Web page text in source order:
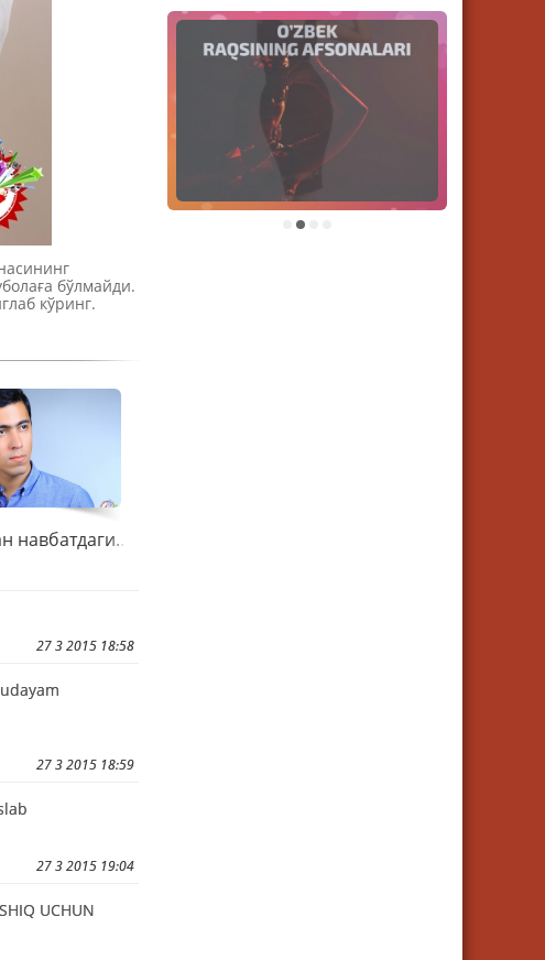
бўлмайди.
кўринг.
Сарвардан навбатдаги таронани қарши олинг
27 3 2015 18:58
27 3 2015 18:59
27 3 2015 19:04
UCHUN
2